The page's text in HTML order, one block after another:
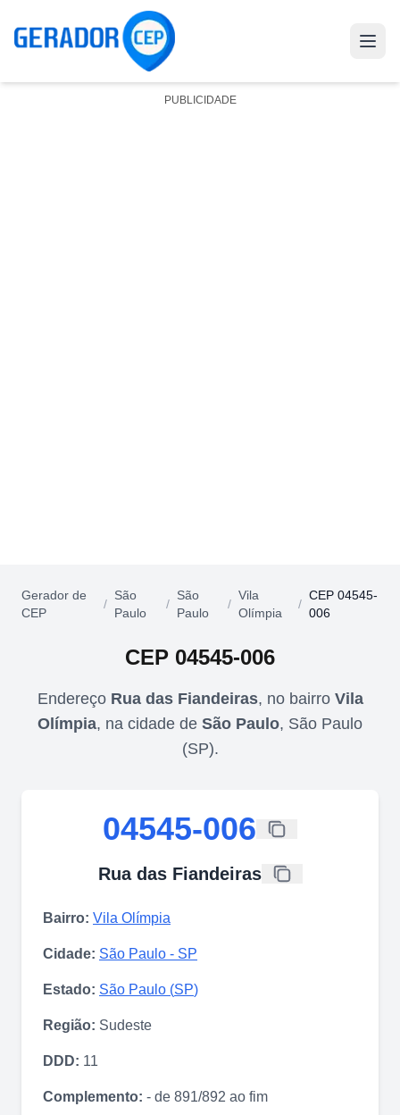
PUBLICIDADE
Gerador de
CEP
/
São
Paulo
/
São
Paulo
/
Vila
Olímpia
/
CEP 04545-
006
CEP 04545-006
Endereço Rua das Fiandeiras, no bairro Vila
Olímpia, na cidade de São Paulo, São Paulo
(SP).
04545-006
Rua das Fiandeiras
Bairro: Vila Olímpia
Cidade: São Paulo - SP
Estado: São Paulo (SP)
Região: Sudeste
DDD: 11
Complemento: - de 891/892 ao fim